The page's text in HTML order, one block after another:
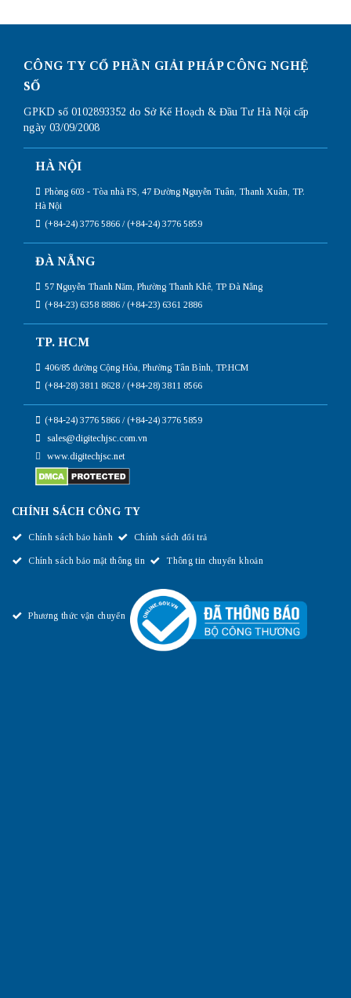
CÔNG TY CỔ PHẦN GIẢI PHÁP CÔNG NGHỆ
SỐ
GPKD số 0102893352 do Sở Kế Hoạch & Đầu Tư Hà Nội cấp
ngày 03/09/2008
HÀ NỘI
Phòng 603 - Tòa nhà FS, 47 Đường Nguyễn Tuân, Thanh Xuân, TP.
Hà Nội
(+84-24) 3776 5866 / (+84-24) 3776 5859
ĐÀ NẴNG
57 Nguyễn Thanh Năm, Phường Thanh Khê, TP Đà Nẵng
(+84-23) 6358 8886 / (+84-23) 6361 2886
TP. HCM
406/85 đường Cộng Hòa, Phường Tân Bình, TP.HCM
(+84-28) 3811 8628 / (+84-28) 3811 8566
(+84-24) 3776 5866 / (+84-24) 3776 5859
sales@digitechjsc.com.vn
www.digitechjsc.net
CHÍNH SÁCH CÔNG TY
Chính sách bảo hành Chính sách đổi trả
Chính sách bảo mật thông tin Thông tin chuyển khoản
Phương thức vận chuyển